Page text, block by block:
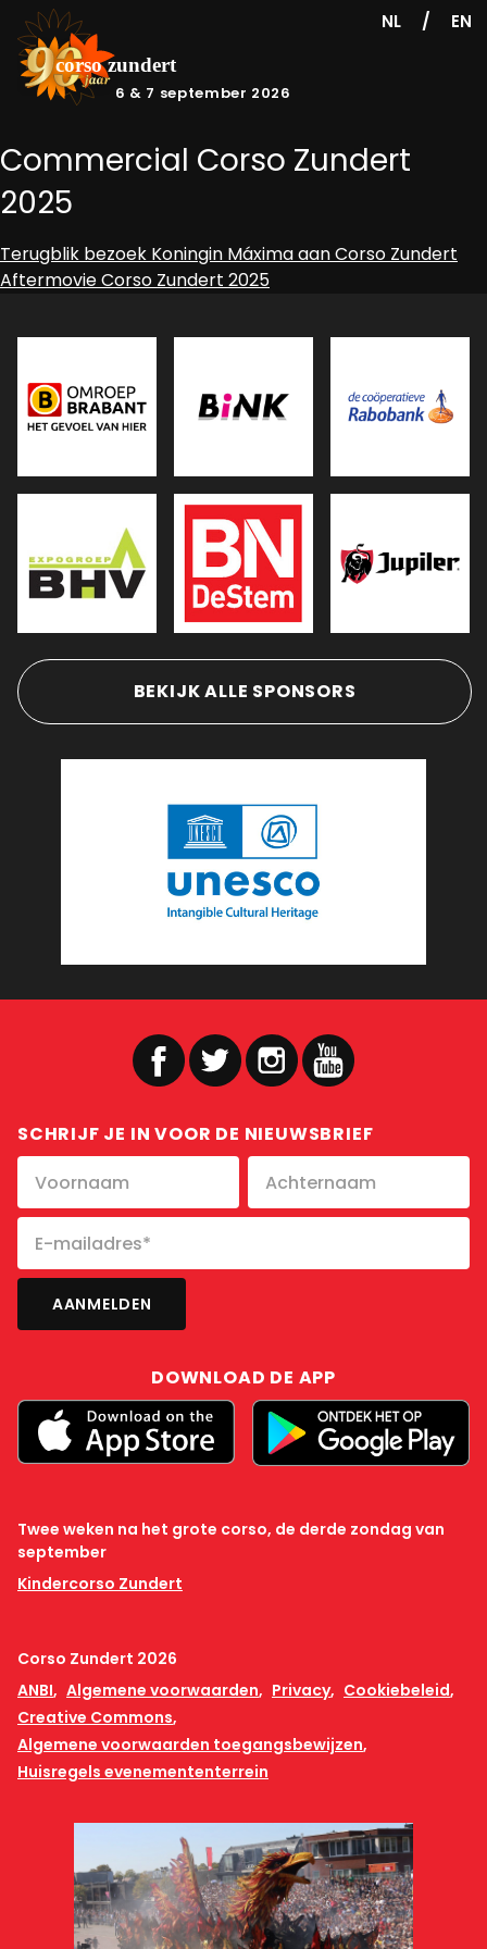
6 & 7 september 2026
NL / EN
Commercial Corso Zundert
2025
Bericht
navigatie
Terugblik bezoek Koningin Máxima aan Corso Zundert
Aftermovie Corso Zundert 2025
BEKIJK ALLE SPONSORS
SCHRIJF JE IN VOOR DE NIEUWSBRIEF
DOWNLOAD DE APP
Twee weken na het grote corso, de derde zondag van
september
Kindercorso Zundert
Corso Zundert 2026
ANBI
Algemene voorwaarden Privacy
Cookiebeleid
Creative Commons
Algemene voorwaarden toegangsbewijzen
Huisregels evenemententerrein